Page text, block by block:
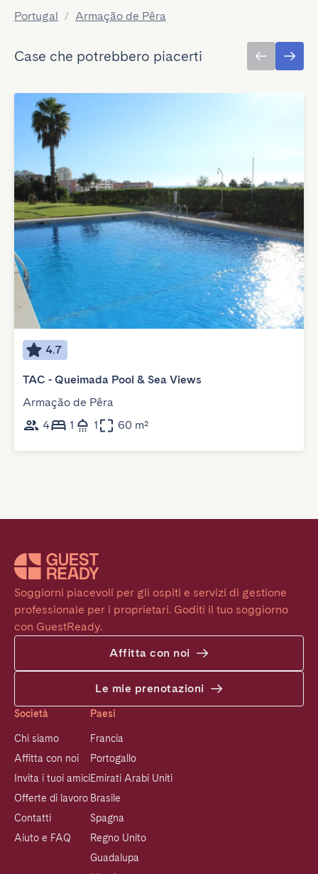
Portugal / Armação de Pêra
Case che potrebbero piacerti
4.7
TAC - Queimada Pool & Sea Views
Armação de Pêra
4
1 1 60 m²
Soggiorni piacevoli per gli ospiti e servizi di gestione
professionale per i proprietari. Goditi il tuo soggiorno
con GuestReady.
Affitta con noi
Le mie prenotazioni
Società
Chi siamo
Affitta con noi
Invita i tuoi amici
Offerte di lavoro
Contatti
Aiuto e FAQ
Paesi
Francia
Portogallo
Emirati Arabi Uniti
Brasile
Spagna
Regno Unito
Guadalupa